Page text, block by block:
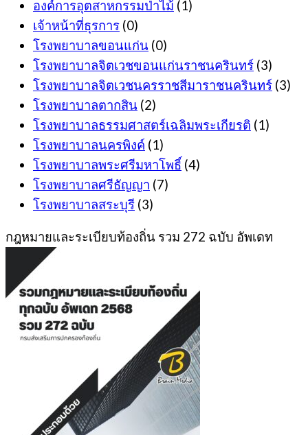
องค์การอุตสาหกรรมป่าไม้ (1)
เจ้าหน้าที่ธุรการ (0)
โรงพยาบาลขอนแก่น (0)
โรงพยาบาลจิตเวชขอนแก่นราชนครินทร์ (3)
โรงพยาบาลจิตเวชนครราชสีมาราชนครินทร์ (3)
โรงพยาบาลตากสิน (2)
โรงพยาบาลธรรมศาสตร์เฉลิมพระเกียรติ (1)
โรงพยาบาลนครพิงค์ (1)
โรงพยาบาลพระศรีมหาโพธิ์ (4)
โรงพยาบาลศรีธัญญา (7)
โรงพยาบาลสระบุรี (3)
กฎหมายและระเบียบท้องถิ่น รวม 272 ฉบับ อัพเดท